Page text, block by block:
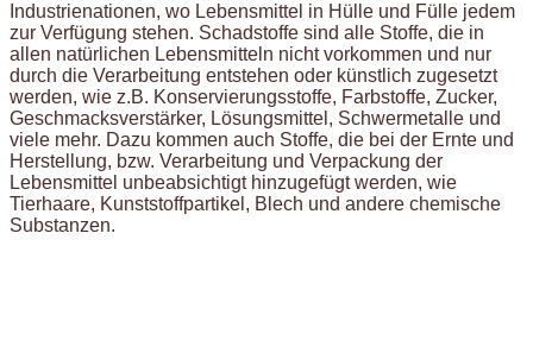
Industrienationen, wo Lebensmittel in Hülle und Fülle jedem
zur Verfügung stehen. Schadstoffe sind alle Stoffe, die in
allen natürlichen Lebensmitteln nicht vorkommen und nur
durch die Verarbeitung entstehen oder künstlich zugesetzt
werden, wie z.B. Konservierungsstoffe, Farbstoffe, Zucker,
Geschmacksverstärker, Lösungsmittel, Schwermetalle und
viele mehr. Dazu kommen auch Stoffe, die bei der Ernte und
Herstellung, bzw. Verarbeitung und Verpackung der
Lebensmittel unbeabsichtigt hinzugefügt werden, wie
Tierhaare, Kunststoffpartikel, Blech und andere chemische
Substanzen.